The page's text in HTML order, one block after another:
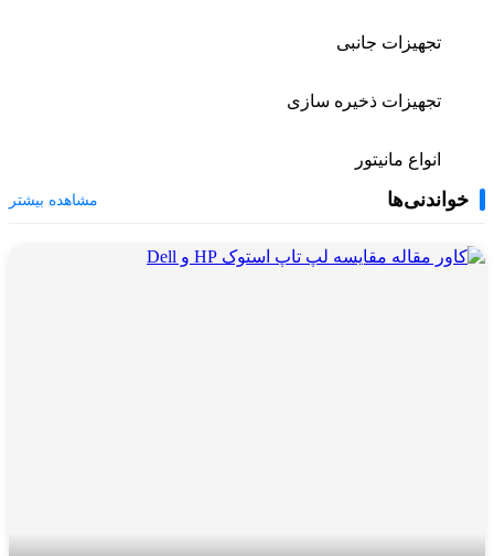
تجهیزات جانبی
تجهیزات ذخیره سازی
انواع مانیتور
خواندنی‌ها مشاهده بیشتر